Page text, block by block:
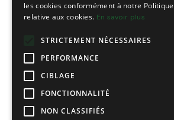
les cookies conformément à notre Politique
relative aux cookies. En savoir plus
STRICTEMENT NÉCESSAIRES
PERFORMANCE
CIBLAGE
FONCTIONNALITÉ
NON CLASSIFIÉS